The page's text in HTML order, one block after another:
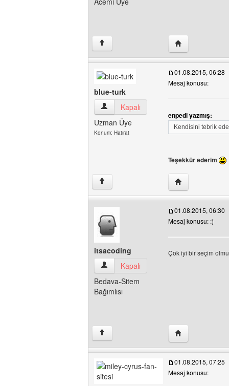
↑ Yazarın web
blue-turk
blue-turk Kullanıcının profilini görüntüle
Kapalı
Uzman Üye
Konum: Hatırat
01.08.2015, 06:28
Mesaj konusu:
enpedi yazmış:
Kendisini tebrik
Teşekkür ederim
↑ Yazarın web
itsacoding
itsacoding Kullanıcının profilini görüntüle
Kapalı
Bedava-Sitem
Bağımlısı
01.08.2015, 06:30
Mesaj konusu: :)
Çok iyi bir seçim
↑ Yazarın web
01.08.2015, 07:25
Mesaj konusu: